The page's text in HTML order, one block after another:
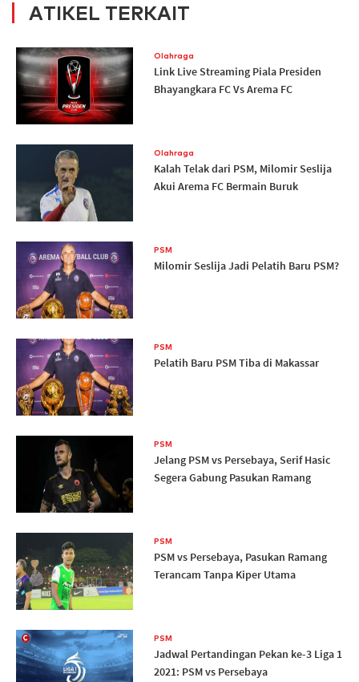
ATIKEL TERKAIT
Olahraga
Link Live Streaming Piala Presiden
Bhayangkara FC Vs Arema FC
Olahraga
Kalah Telak dari PSM, Milomir Seslija
Akui Arema FC Bermain Buruk
PSM
Milomir Seslija Jadi Pelatih Baru PSM?
PSM
Pelatih Baru PSM Tiba di Makassar
PSM
Jelang PSM vs Persebaya, Serif Hasic
Segera Gabung Pasukan Ramang
PSM
PSM vs Persebaya, Pasukan Ramang
Terancam Tanpa Kiper Utama
PSM
Jadwal Pertandingan Pekan ke-3 Liga 1
2021: PSM vs Persebaya